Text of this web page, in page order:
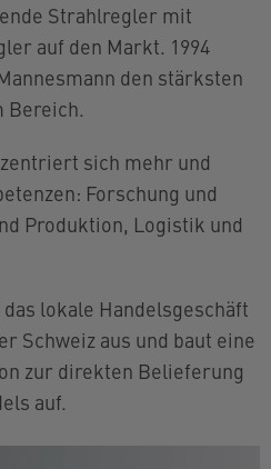
Strahlregler mit
auf den Markt. 1994
den stärksten
Bereich.
sich mehr und
Forschung und
Produktion, Logistik und
lokale Handelsgeschäft
Schweiz aus und baut eine
zur direkten Belieferung
auf.